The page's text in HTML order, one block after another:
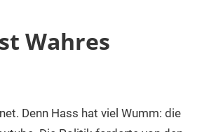
Wahres
Denn Hass hat viel Wumm: die